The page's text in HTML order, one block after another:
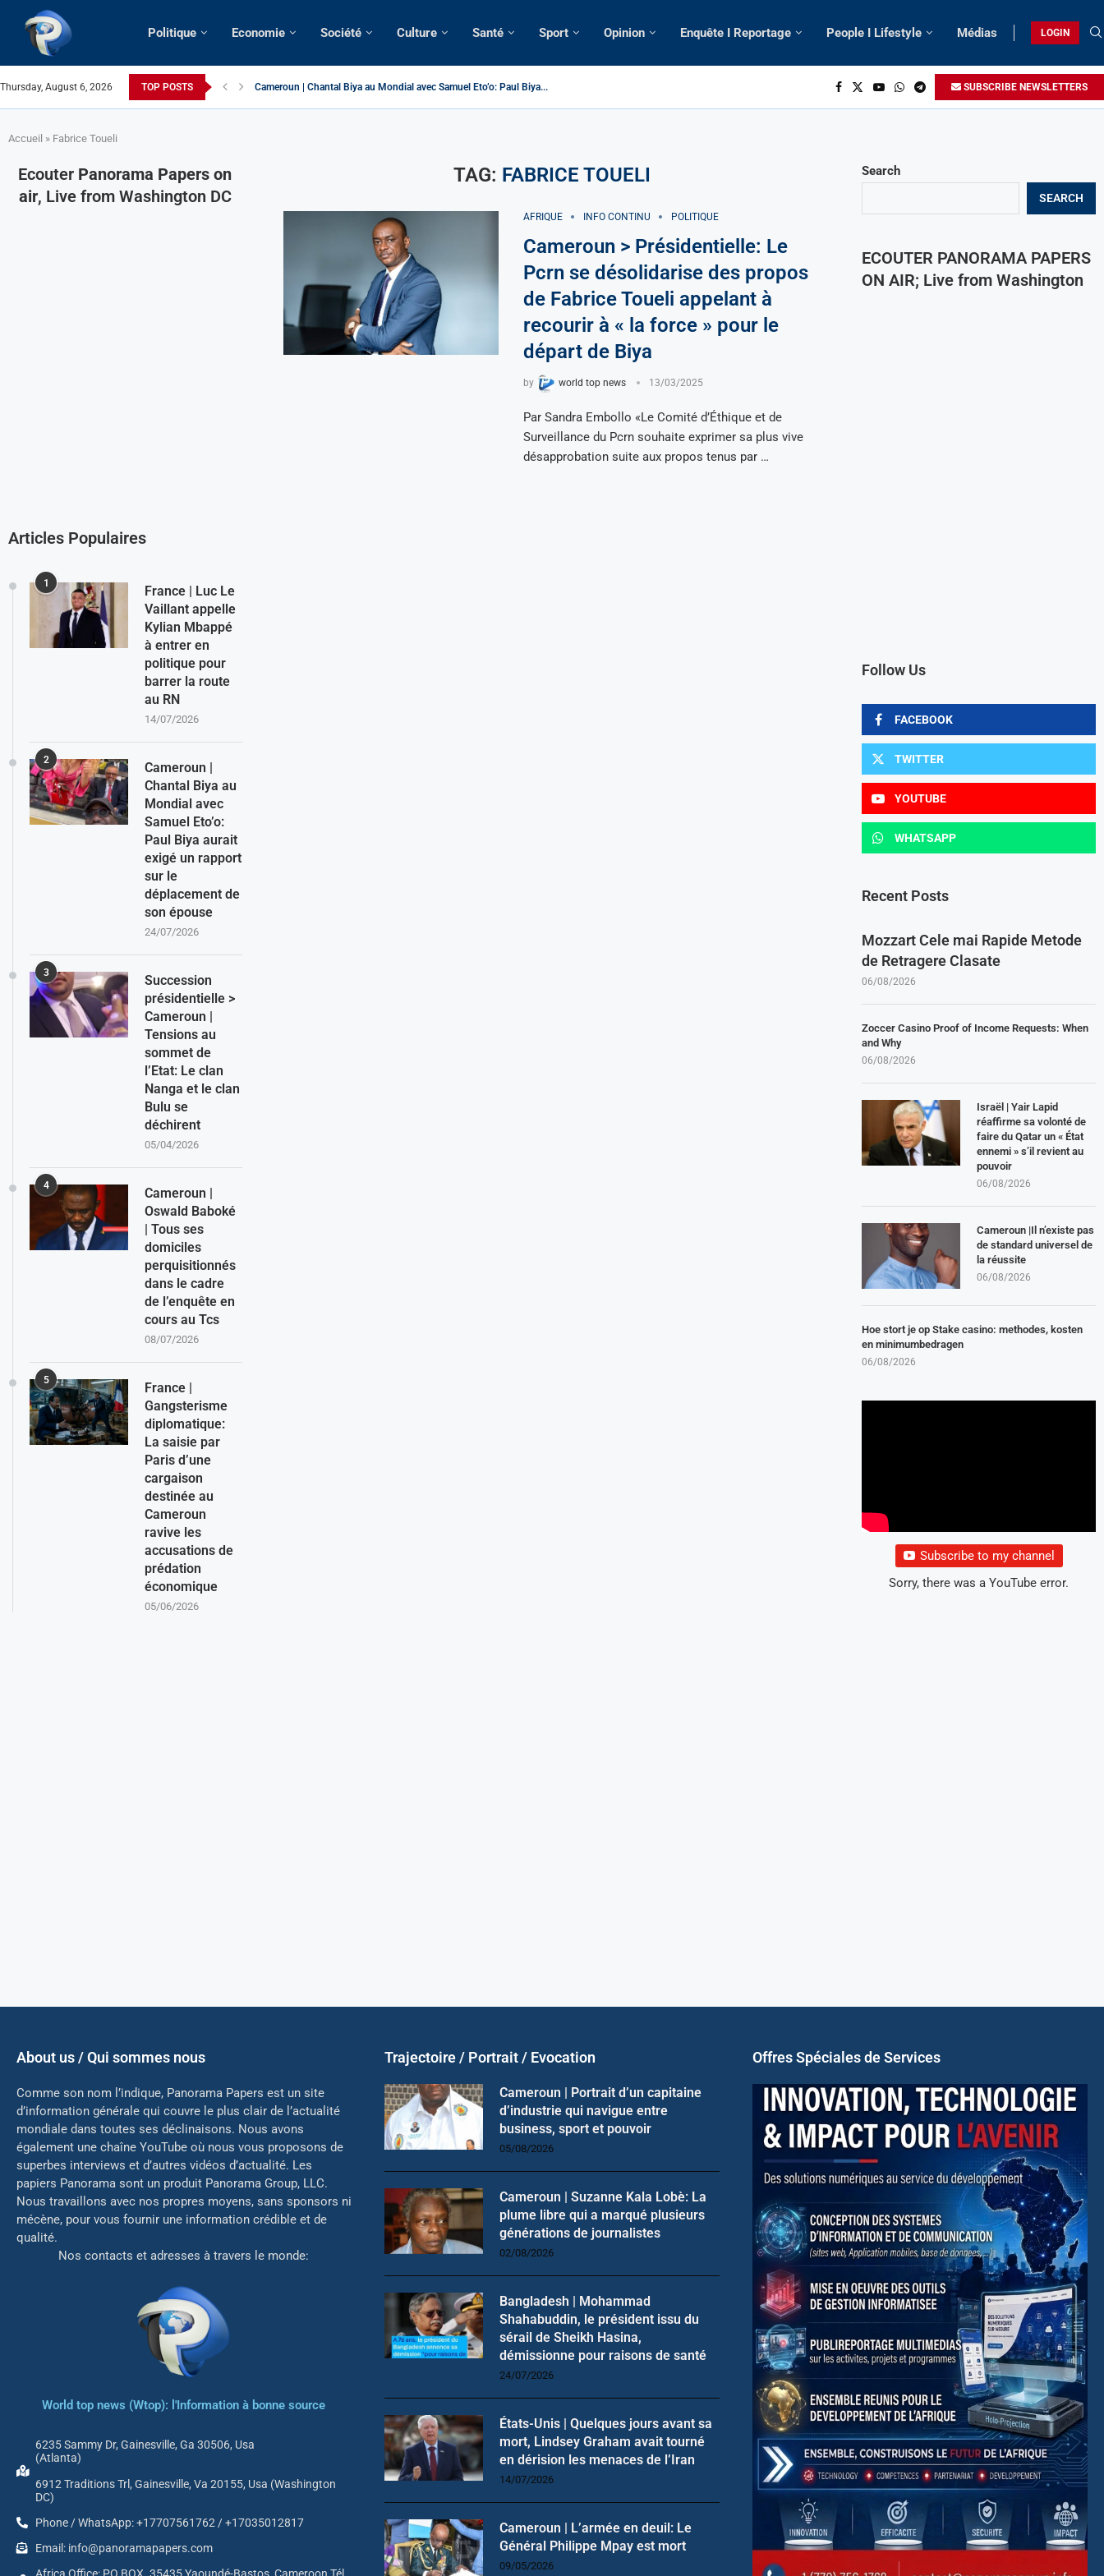
Politique Economie Société Culture Santé Sport Opinion Enquête I Reportage People I Lifestyle Médias LOGIN
Thursday, August 6, 2026 TOP POSTS Cameroun | Chantal Biya au Mondial avec Samuel Eto’o: Paul Biya... SUBSCRIBE NEWSLETTERS
Accueil » Fabrice Toueli
TAG: FABRICE TOUELI
AFRIQUE INFO CONTINU POLITIQUE
Cameroun > Présidentielle: Le
Pcrn se désolidarise des propos
de Fabrice Toueli appelant à
recourir à « la force » pour le
départ de Biya
by world top news 13/03/2025
Par Sandra Embollo «Le Comité d’Éthique et de
Surveillance du Pcrn souhaite exprimer sa plus vive
désapprobation suite aux propos tenus par …
Search
SEARCH
ECOUTER PANORAMA PAPERS
ON AIR; Live from Washington
Follow Us
FACEBOOK
TWITTER
YOUTUBE
WHATSAPP
Recent Posts
Mozzart Cele mai Rapide Metode
de Retragere Clasate
06/08/2026
Zoccer Casino Proof of Income Requests: When
and Why
06/08/2026
Israël | Yair Lapid
réaffirme sa volonté de
faire du Qatar un « État
ennemi » s’il revient au
pouvoir
06/08/2026
Cameroun |Il n’existe pas
de standard universel de
la réussite
06/08/2026
Hoe stort je op Stake casino: methodes, kosten
en minimumbedragen
06/08/2026
Subscribe to my channel
Sorry, there was a YouTube error.
Ecouter Panorama Papers on
air, Live from Washington DC
Articles Populaires
1
France | Luc Le
Vaillant appelle
Kylian Mbappé
à entrer en
politique pour
barrer la route
au RN
14/07/2026
2
Cameroun |
Chantal Biya au
Mondial avec
Samuel Eto’o:
Paul Biya aurait
exigé un rapport
sur le
déplacement de
son épouse
24/07/2026
3
Succession
présidentielle >
Cameroun |
Tensions au
sommet de
l’Etat: Le clan
Nanga et le clan
Bulu se
déchirent
05/04/2026
4
Cameroun |
Oswald Baboké
| Tous ses
domiciles
perquisitionnés
dans le cadre
de l’enquête en
cours au Tcs
08/07/2026
5
France |
Gangsterisme
diplomatique:
La saisie par
Paris d’une
cargaison
destinée au
Cameroun
ravive les
accusations de
prédation
économique
05/06/2026
About us / Qui sommes nous
Comme son nom l’indique, Panorama Papers est un site
d’information générale qui couvre le plus clair de l’actualité
mondiale dans toutes ses déclinaisons. Nous avons
également une chaîne YouTube où nous vous proposons de
superbes interviews et d’autres vidéos d’actualité. Les
papiers Panorama sont un produit Panorama Group, LLC.
Nous travaillons avec nos propres moyens, sans sponsors ni
mécène, pour vous fournir une information crédible et de
qualité.
Nos contacts et adresses à travers le monde:
World top news (Wtop): l'Information à bonne source
6235 Sammy Dr, Gainesville, Ga 30506, Usa
(Atlanta)
6912 Traditions Trl, Gainesville, Va 20155, Usa (Washington
DC)
Phone / WhatsApp: +17707561762 / +17035012817
Email: info@panoramapapers.com
Trajectoire / Portrait / Evocation
Cameroun | Portrait d’un capitaine
d’industrie qui navigue entre
business, sport et pouvoir
05/08/2026
Cameroun | Suzanne Kala Lobè: La
plume libre qui a marqué plusieurs
générations de journalistes
02/08/2026
Bangladesh | Mohammad
Shahabuddin, le président issu du
sérail de Sheikh Hasina,
démissionne pour raisons de santé
24/07/2026
États-Unis | Quelques jours avant sa
mort, Lindsey Graham avait tourné
en dérision les menaces de l’Iran
14/07/2026
Cameroun | L’armée en deuil: Le
Général Philippe Mpay est mort
09/05/2026
Offres Spéciales de Services